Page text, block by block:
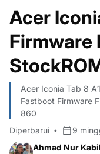
Acer
Firmware
Acer Iconia Tab 8
Fastboot Firmware
860
Diperbarui
9
Ahmad Nur